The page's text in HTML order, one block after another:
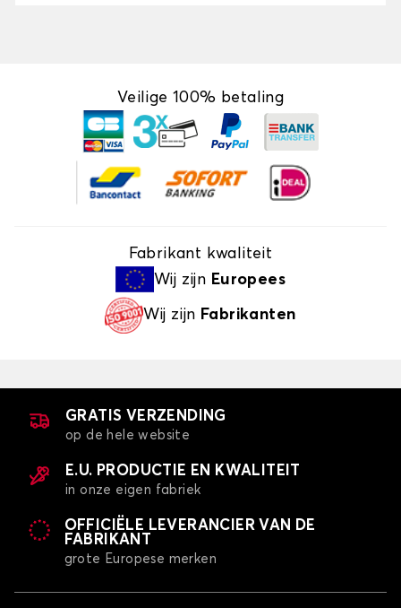
Veilige 100% betaling
Fabrikant kwaliteit
Wij zijn Europees
Wij zijn Fabrikanten
GRATIS VERZENDING
op de hele website
E.U. PRODUCTIE EN KWALITEIT
in onze eigen fabriek
OFFICIËLE LEVERANCIER VAN DE
FABRIKANT
grote Europese merken